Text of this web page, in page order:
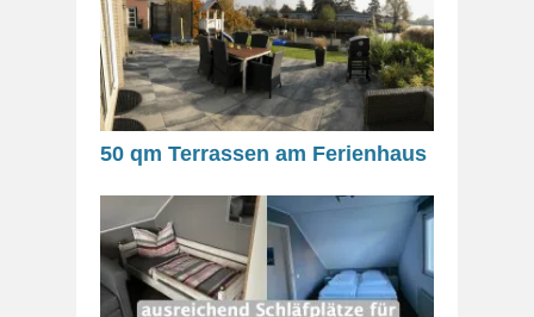
50 qm Terrassen am Ferienhaus